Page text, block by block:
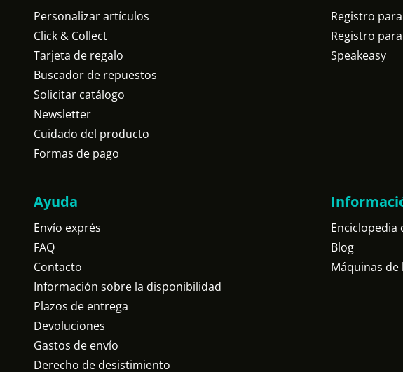
Personalizar artículos
Click & Collect
Tarjeta de regalo
Buscador de repuestos
Solicitar catálogo
Newsletter
Cuidado del producto
Formas de pago
Registro
Registro
Speakeasy
Ayuda
Envío exprés
FAQ
Contacto
Información sobre la disponibilidad
Plazos de entrega
Devoluciones
Gastos de envío
Derecho de desistimiento
Enciclopedia
Blog
Máquinas de